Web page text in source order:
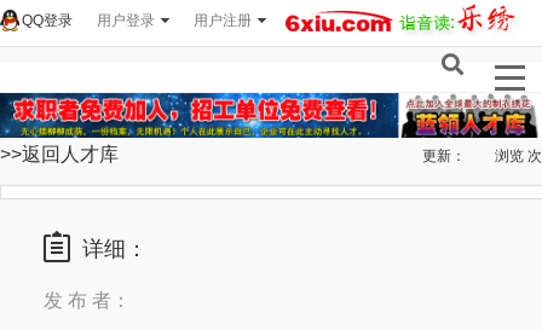
用户登录 用户注册
QQ登录
>>返回人才库 更新： 浏览 次
详细：
发 布 者：